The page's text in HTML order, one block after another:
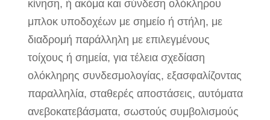
κίνηση, ή ακόμα και σύνδεση ολόκληρου
μπλοκ υποδοχέων με σημείο ή στήλη, με
διαδρομή παράλληλη με επιλεγμένους
τοίχους ή σημεία, για τέλεια σχεδίαση
ολόκληρης συνδεσμολογίας, εξασφαλίζοντας
παραλληλία, σταθερές αποστάσεις, αυτόματα
ανεβοκατεβάσματα, σωστούς συμβολισμούς